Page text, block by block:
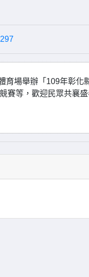
297
育場舉辦「109年彰
賽等，歡迎民眾共襄